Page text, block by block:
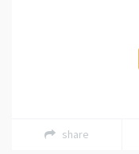
share